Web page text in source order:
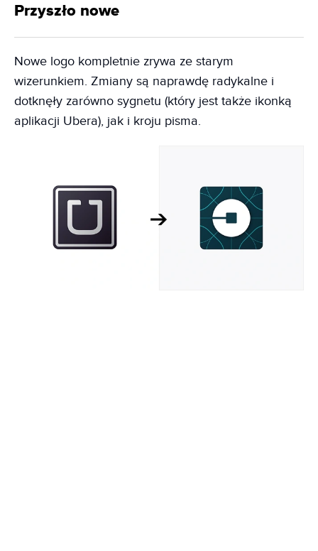
Przyszło nowe
Nowe logo kompletnie zrywa ze starym
wizerunkiem. Zmiany są naprawdę radykalne i
dotknęły zarówno sygnetu (który jest także ikonką
aplikacji Ubera), jak i kroju pisma.